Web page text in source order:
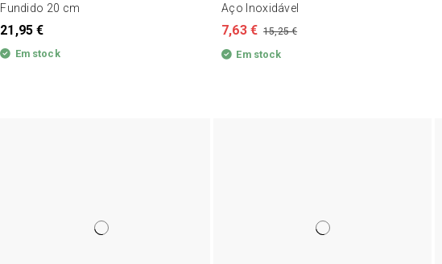
Fundido 20 cm
21,95 €
Em stock
Aço Inoxidável
7,63 € 15,25 €
Em stock